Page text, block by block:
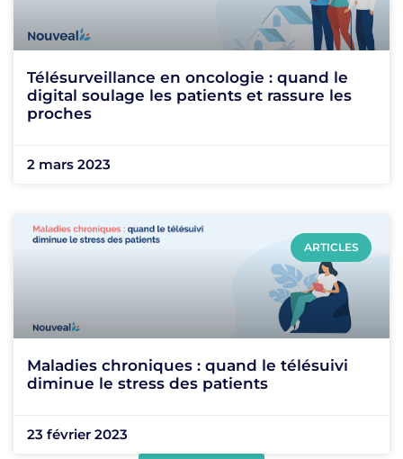
Télésurveillance en oncologie : quand le
digital soulage les patients et rassure les
proches
2 mars 2023
ARTICLES
Maladies chroniques : quand le télésuivi
diminue le stress des patients
23 février 2023